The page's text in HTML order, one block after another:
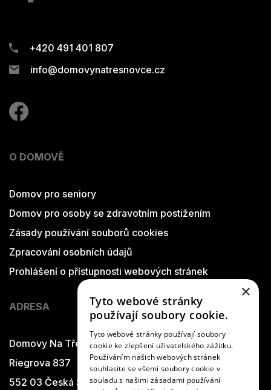
+420 491 401 807
info@domovynatresnovce.cz
O DOMOVĚ
Domov pro seniory
Domov pro osoby se zdravotním postižením
Zásady používání souborů cookies
Zpracování osobních údajů
Prohlášení o přístupnosti webových stránek
ADRESA
Domovy Na Třešňovce
Riegrova 837
552 03 Česká Skalice
×
Tyto webové stránky
používají soubory cookie.
Tyto webové stránky používají soubory
cookie ke zlepšení uživatelského zážitku.
Používáním našich webových stránek
souhlasíte se všemi soubory cookie v
souladu s našimi zásadami používání